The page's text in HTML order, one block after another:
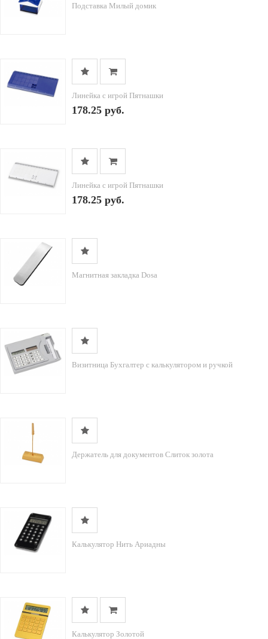
Подставка Милый домик
Линейка с игрой Пятнашки
178.25 руб.
Линейка с игрой Пятнашки
178.25 руб.
Магнитная закладка Dosa
Визитница Бухгалтер с калькулятором и ручкой
Держатель для документов Слиток золота
Калькулятор Нить Ариадны
Калькулятор Золотой